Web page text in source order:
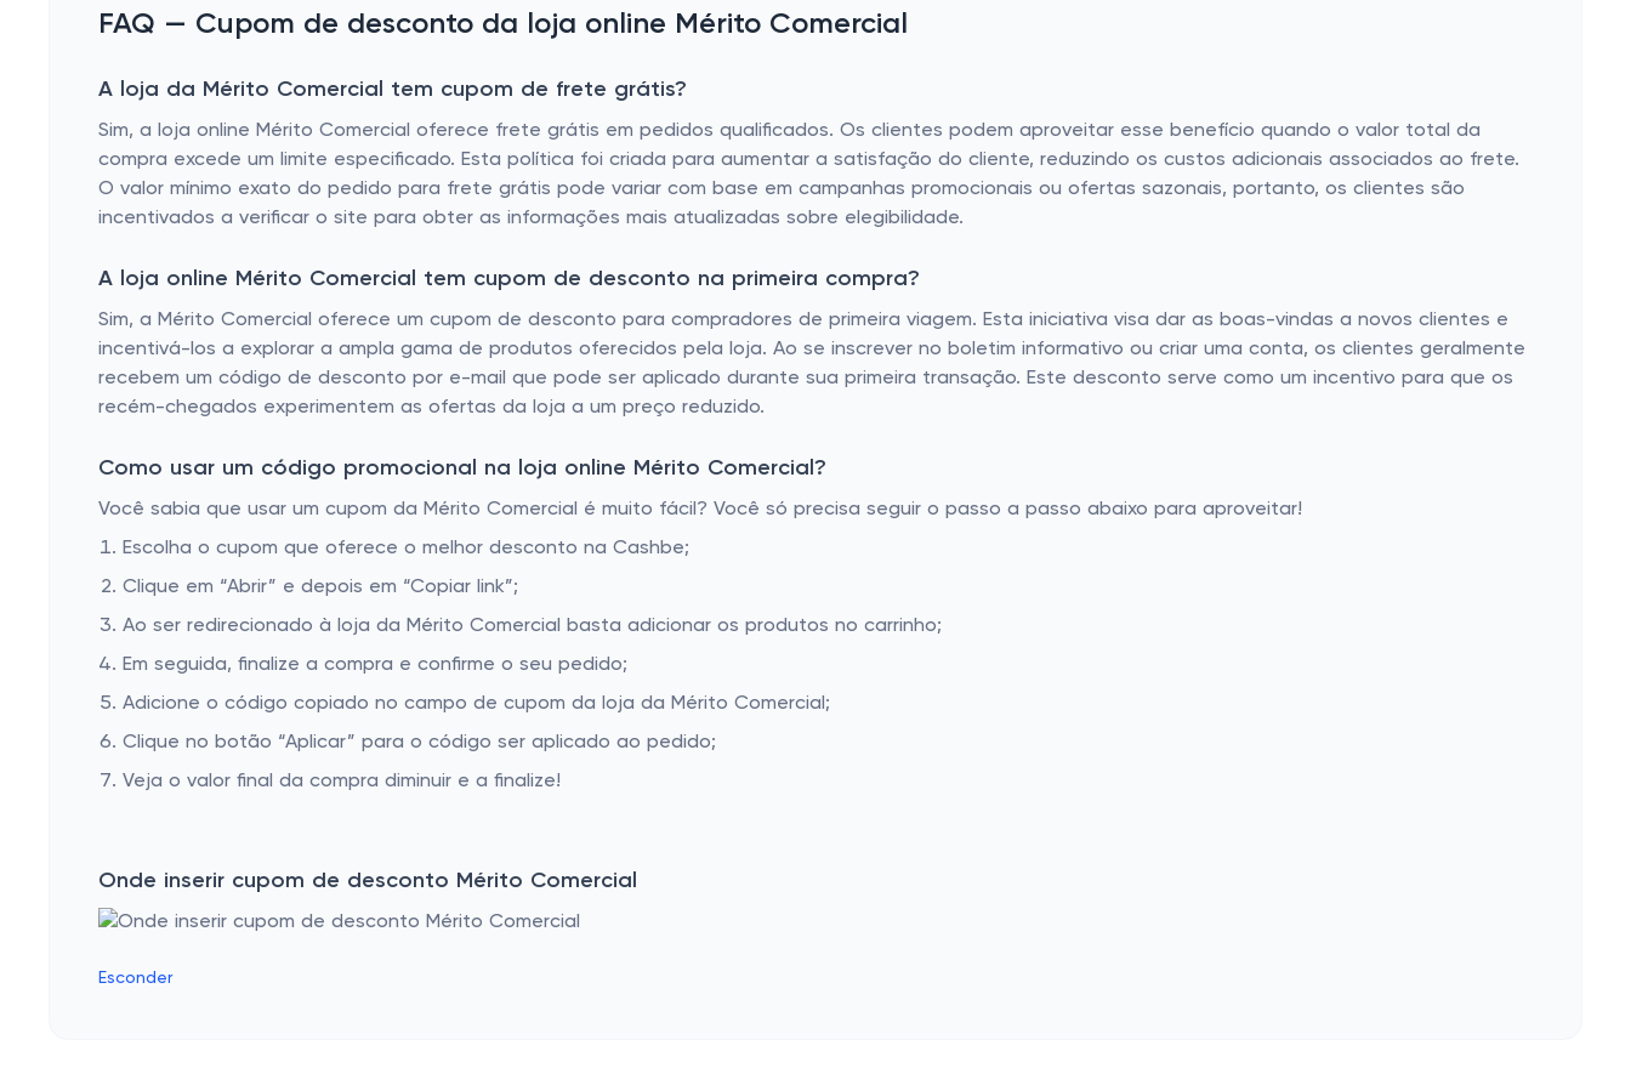
Bombas Draga
Bombas Para Testes
Bombas Periféricas
Bombas Ejetoras Para Poços
Bombas de Esgoto
Bombas Submersíveis De Mangote
Bombas Sapo
Bombas Injetoras
Bombas Jockey
Bombas Submersas
Bombas De Refrigeração
Bomba Caneta
Bomba Solar
Bomba de Alta Pressao
Bombas Mono Estágio
Bombas Aquários
FAQ — Cupom de desconto da loja online Mérito Comercial
A loja da Mérito Comercial tem cupom de frete grátis?
Sim, a loja online Mérito Comercial oferece frete grátis em pedidos qualificados. Os clientes podem aproveitar esse benefício quando o valor total da
compra excede um limite especificado. Esta política foi criada para aumentar a satisfação do cliente, reduzindo os custos adicionais associados ao frete.
O valor mínimo exato do pedido para frete grátis pode variar com base em campanhas promocionais ou ofertas sazonais, portanto, os clientes são
incentivados a verificar o site para obter as informações mais atualizadas sobre elegibilidade.
A loja online Mérito Comercial tem cupom de desconto na primeira compra?
Sim, a Mérito Comercial oferece um cupom de desconto para compradores de primeira viagem. Esta iniciativa visa dar as boas-vindas a novos clientes e
incentivá-los a explorar a ampla gama de produtos oferecidos pela loja. Ao se inscrever no boletim informativo ou criar uma conta, os clientes geralmente
recebem um código de desconto por e-mail que pode ser aplicado durante sua primeira transação. Este desconto serve como um incentivo para que os
recém-chegados experimentem as ofertas da loja a um preço reduzido.
Como usar um código promocional na loja online Mérito Comercial?
Você sabia que usar um cupom da Mérito Comercial é muito fácil? Você só precisa seguir o passo a passo abaixo para aproveitar!
Escolha o cupom que oferece o melhor desconto na Cashbe;
Clique em “Abrir” e depois em “Copiar link”;
Ao ser redirecionado à loja da Mérito Comercial basta adicionar os produtos no carrinho;
Em seguida, finalize a compra e confirme o seu pedido;
Adicione o código copiado no campo de cupom da loja da Mérito Comercial;
Clique no botão “Aplicar” para o código ser aplicado ao pedido;
Veja o valor final da compra diminuir e a finalize!
Onde inserir cupom de desconto Mérito Comercial
Esconder